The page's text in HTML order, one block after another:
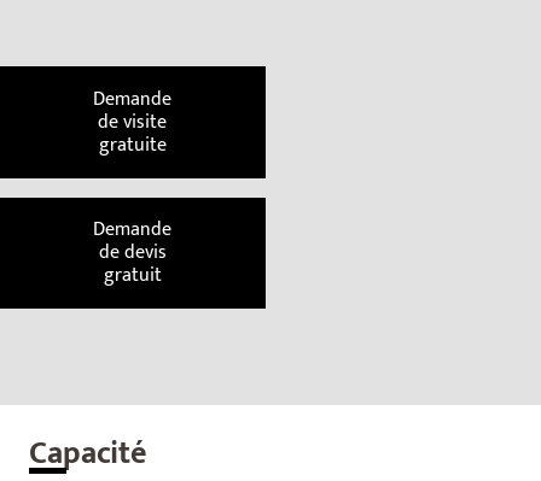
Demande
de visite
gratuite
Demande
de devis
gratuit
Capacité